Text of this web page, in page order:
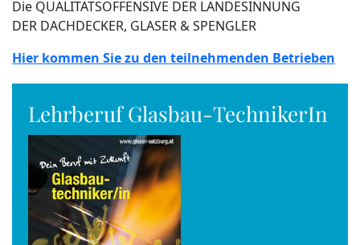
Die QUALITÄTSOFFENSIVE DER LANDESINNUNG
DER DACHDECKER, GLASER & SPENGLER
Hier kommen Sie zu den teilnehmenden Betrieben
Lehrberuf Glasbau-TechnikerIn